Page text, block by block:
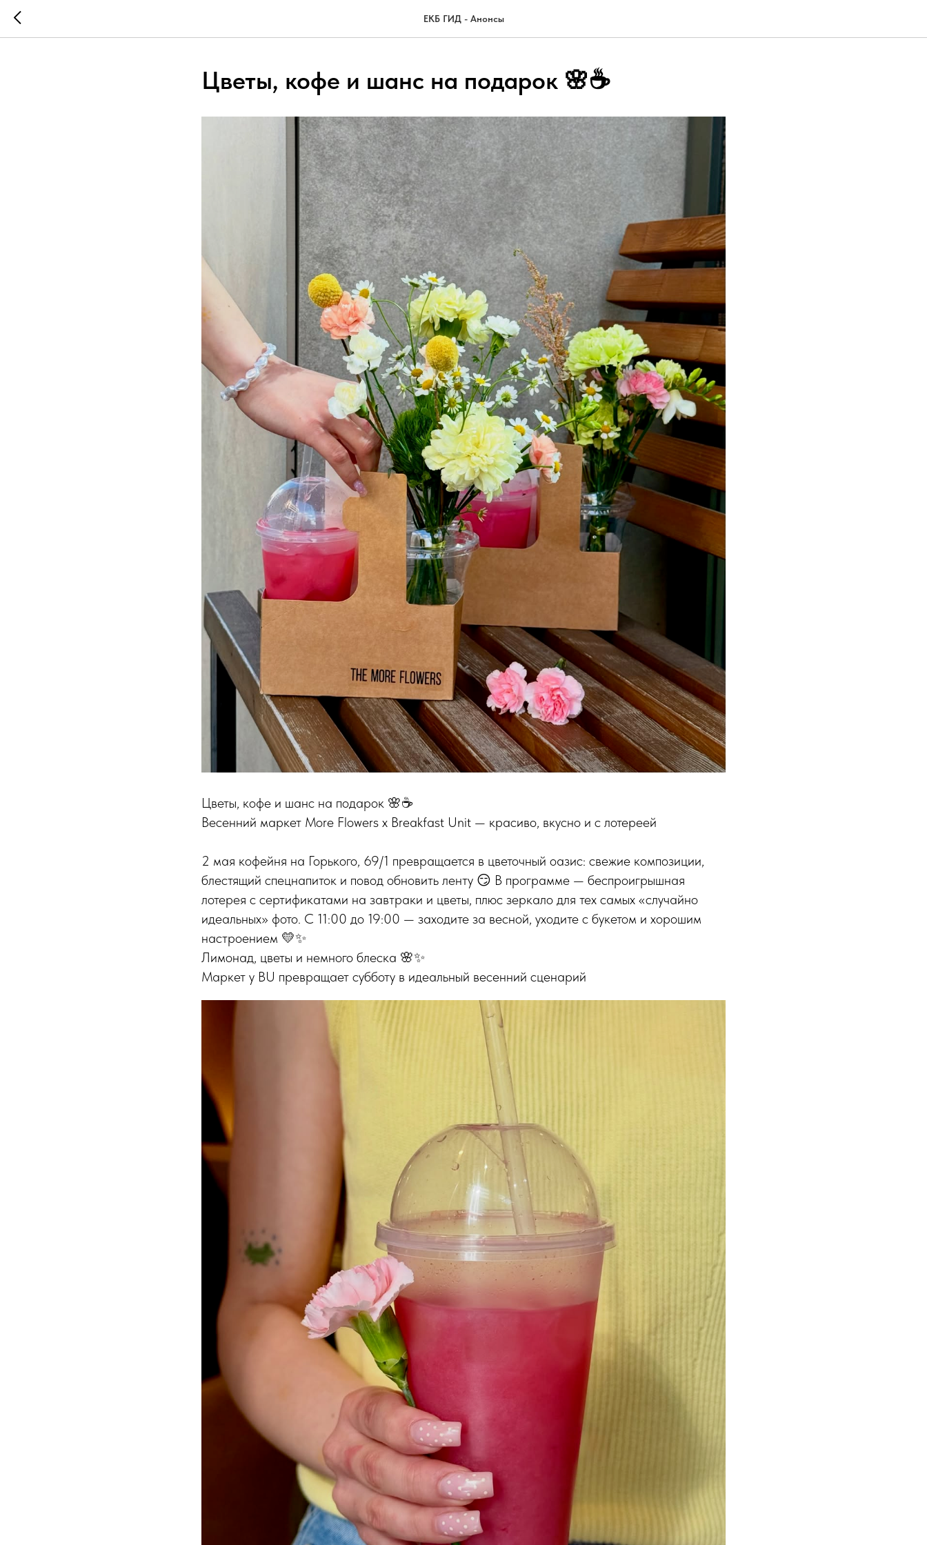
ЕКБ ГИД - Анонсы
Цветы, кофе и шанс на подарок 🌸☕️
Цветы, кофе и шанс на подарок 🌸☕️
Весенний маркет More Flowers х Breakfast Unit — красиво, вкусно и с лотереей
2 мая кофейня на Горького, 69/1 превращается в цветочный оазис: свежие композиции,
блестящий спецнапиток и повод обновить ленту 😏 В программе — беспроигрышная
лотерея с сертификатами на завтраки и цветы, плюс зеркало для тех самых «случайно
идеальных» фото. С 11:00 до 19:00 — заходите за весной, уходите с букетом и хорошим
настроением 💛✨
Лимонад, цветы и немного блеска 🌸✨
Маркет у BU превращает субботу в идеальный весенний сценарий